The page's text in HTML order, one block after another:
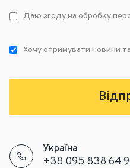
Даю згоду на обробку
Хочу отримувати новини
Україна
+38 095 838 64